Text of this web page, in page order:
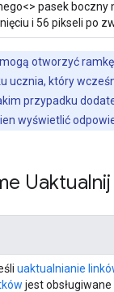
pasek boczny
i 56 pikseli po
otworzyć
ucznia, który
przypadku
wyświetlić
uaktualnianie
jest